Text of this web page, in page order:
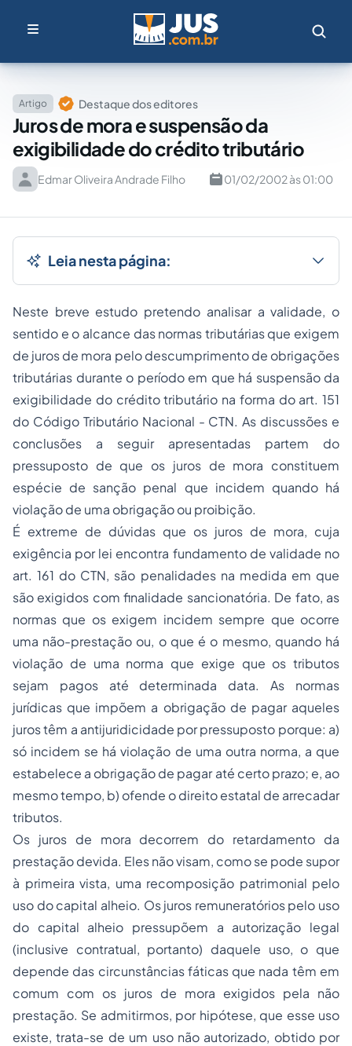
Artigo Destaque dos editores
Juros de mora e suspensão da
exigibilidade do crédito tributário
Edmar Oliveira Andrade Filho 01/02/2002 às 01:00
Leia nesta página:
Neste breve estudo pretendo analisar a validade, o
sentido e o alcance das normas tributárias que exigem
de juros de mora pelo descumprimento de obrigações
tributárias durante o período em que há suspensão da
exigibilidade do crédito tributário na forma do art. 151
do Código Tributário Nacional - CTN. As discussões e
conclusões a seguir apresentadas partem do
pressuposto de que os juros de mora constituem
espécie de sanção penal que incidem quando há
violação de uma obrigação ou proibição.
É extreme de dúvidas que os juros de mora, cuja
exigência por lei encontra fundamento de validade no
art. 161 do CTN, são penalidades na medida em que
são exigidos com finalidade sancionatória. De fato, as
normas que os exigem incidem sempre que ocorre
uma não-prestação ou, o que é o mesmo, quando há
violação de uma norma que exige que os tributos
sejam pagos até determinada data. As normas
jurídicas que impõem a obrigação de pagar aqueles
juros têm a antijuridicidade por pressuposto porque: a)
só incidem se há violação de uma outra norma, a que
estabelece a obrigação de pagar até certo prazo; e, ao
mesmo tempo, b) ofende o direito estatal de arrecadar
tributos.
Os juros de mora decorrem do retardamento da
prestação devida. Eles não visam, como se pode supor
à primeira vista, uma recomposição patrimonial pelo
uso do capital alheio. Os juros remuneratórios pelo uso
do capital alheio pressupõem a autorização legal
(inclusive contratual, portanto) daquele uso, o que
depende das circunstâncias fáticas que nada têm em
comum com os juros de mora exigidos pela não
prestação. Se admitirmos, por hipótese, que esse uso
existe, trata-se de um uso não autorizado, obtido por